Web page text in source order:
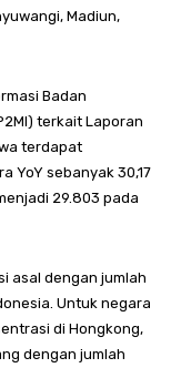
Madiun,
Badan
terkait Laporan
terdapat
YoY sebanyak 30,17
29.803 pada
asal dengan jumlah
Untuk negara
di Hongkong,
dengan jumlah